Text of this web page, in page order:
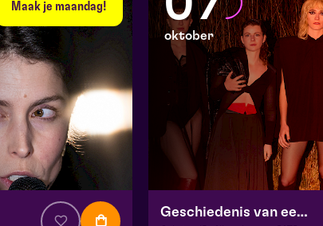
Maak je maandag!
oktober
Geschiedenis van een ongeluk